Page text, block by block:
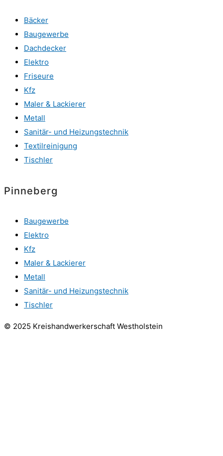
Bäcker
Baugewerbe
Dachdecker
Elektro
Friseure
Kfz
Maler & Lackierer
Metall
Sanitär- und Heizungstechnik
Textilreinigung
Tischler
Pinneberg
Baugewerbe
Elektro
Kfz
Maler & Lackierer
Metall
Sanitär- und Heizungstechnik
Tischler
© 2025 Kreishandwerkerschaft Westholstein